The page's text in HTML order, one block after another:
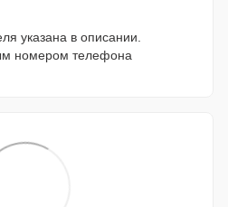
указана в описании.
номером телефона